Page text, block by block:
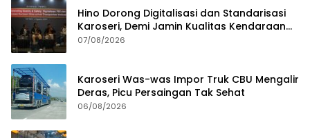
Hino Dorong Digitalisasi dan Standarisasi
Karoseri, Demi Jamin Kualitas Kendaraan
Pelanggan
07/08/2026
Karoseri Was-was Impor Truk CBU Mengalir
Deras, Picu Persaingan Tak Sehat
06/08/2026